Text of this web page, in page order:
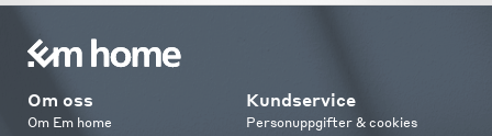
Om oss
Om Em home
Kundservice
Personuppgifter & cookies